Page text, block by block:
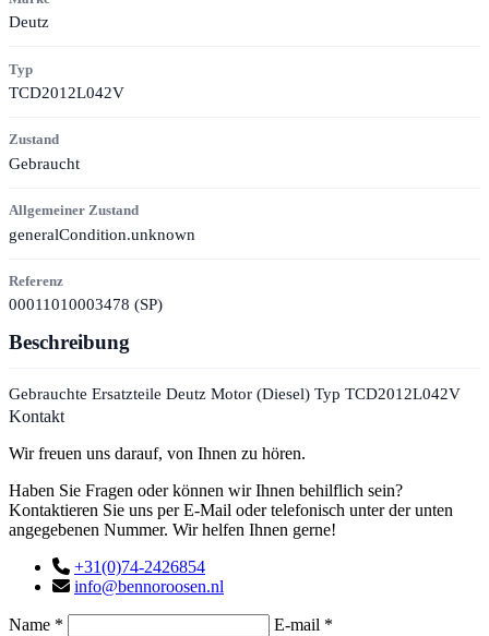
Deutz
Typ
TCD2012L042V
Zustand
Gebraucht
Allgemeiner Zustand
generalCondition.unknown
Referenz
00011010003478 (SP)
Beschreibung
Gebrauchte Ersatzteile Deutz Motor (Diesel) Typ TCD2012L042V
Kontakt
Wir freuen uns darauf, von Ihnen zu hören.
Haben Sie Fragen oder können wir Ihnen behilflich sein?
Kontaktieren Sie uns per E-Mail oder telefonisch unter der unten
angegebenen Nummer. Wir helfen Ihnen gerne!
+31(0)74-2426854
info@bennoroosen.nl
Name *
E-mail *